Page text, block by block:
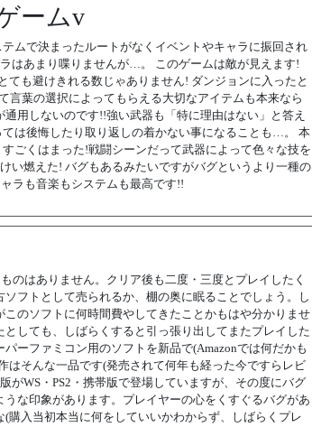
ームv
ムで決まったルートがなくイベントやキャラに振回され
はあまり喋りませんが…。 このゲームは敵が見えます!
ても避けきれる数じゃありません! ダンジョンに入ったと
言葉の選択によってもらえる大切なアイテムも本来なら
用しないのです!!強い武器も「特に理由はない」と答え
は後悔したり取り返しの着かない事になることも…。 本
ごくはまった!戦闘シーンだって武器によって色々な技を
い燃えた! バグもあるみたいですがバグというより一種の
ラも音楽もシステムも最高です!!
のはありません。クリア後も二度・三度とプレイしたく
フトとして売られるか、棚の奥に眠ることでしょう。し
のソフトに何時間費やしてきたことかもはや分かりませ
しても、しばらくすると引っ張り出してまたプレイした
ーファミコン用のソフトを新品で(Amazonでは何だかも
そんな一品です(発売されて何年も経った今ですらレビ
WS・PS2・携帯版で登場していますが、その度にバグ
な印象があります。プレイヤーの心をくすぐるバグがあ
購入当初本当に何をしていいかわからず、しばらくプレ